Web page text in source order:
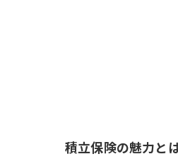
積立保険の魅力と